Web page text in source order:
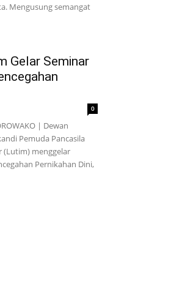
Mengusung semangat
Gelar Seminar
0
| Dewan
Pemuda Pancasila
(Lutim) menggelar
Pernikahan Dini,